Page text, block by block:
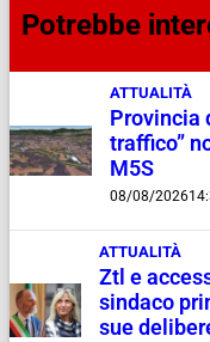
Potrebbe
ATTUALITÀ
Provincia
traffico”
M5S
08/08/2026
ATTUALITÀ
Ztl e
sindaco
sue